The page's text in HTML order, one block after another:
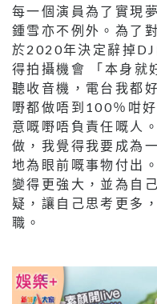
每一個演員為了實現
鍾雪亦不例外。為了
於2020年決定辭掉
得拍攝機會 「本身就
聽收音機，電台我都
嘢都做唔到100％咁
意嘅嘢唔負責任嘅人
做，我覺得我要成為
地為眼前嘅事物付出
變得更強大，並為自
疑，讓自己思考更多
職。